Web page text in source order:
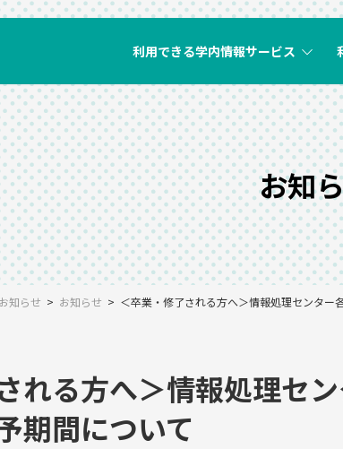
利用できる学内情報サービス
お知
お知らせ お知らせ ＜卒業・修了される方へ＞情報処理センター
れる方へ＞情報処理セ
期間について